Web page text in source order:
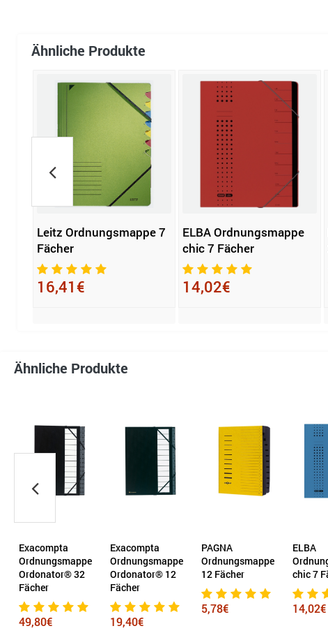
Ähnliche Produkte
Leitz Ordnungsmappe 7
Fächer
16,41€
ELBA Ordnungsmappe
chic 7 Fächer
14,02€
Ähnliche Produkte
Exacompta
Ordnungsmappe
Ordonator® 32
Fächer
49,80€
Exacompta
Ordnungsmappe
Ordonator® 12
Fächer
19,40€
PAGNA
Ordnungsmappe
12 Fächer
5,78€
ELBA
chic 7
14,02€